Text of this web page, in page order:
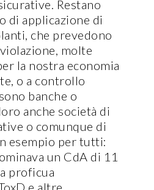
Restano
di applicazione di
che prevedono
molte
la nostra economia
o a controllo
banche o
anche società di
o comunque di
esempio per tutti:
un CdA di 11
proficua